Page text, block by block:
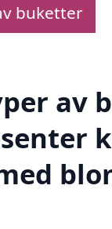
buketter
av